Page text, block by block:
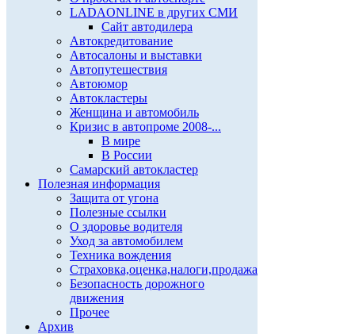
LADAONLINE в других СМИ
Сайт автодилера
Автокредитование
Автосалоны и выставки
Автопутешествия
Автоюмор
Автокластеры
Женщина и автомобиль
Кризис в автопроме 2008-...
В мире
В России
Самарский автокластер
Полезная информация
Защита от угона
Полезные ссылки
О здоровье водителя
Уход за автомобилем
Техника вождения
Страховка,оценка,налоги,продажа
Безопасность дорожного
движения
Прочее
Архив